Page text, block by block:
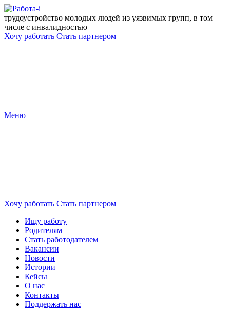
Перейти
к
содержанию
трудоустройство молодых людей из уязвимых групп, в том
числе с инвалидностью
Хочу работать Стать партнером
Меню
Хочу работать Стать партнером
Ищу работу
Родителям
Стать работодателем
Вакансии
Новости
Истории
Кейсы
О нас
Контакты
Поддержать нас